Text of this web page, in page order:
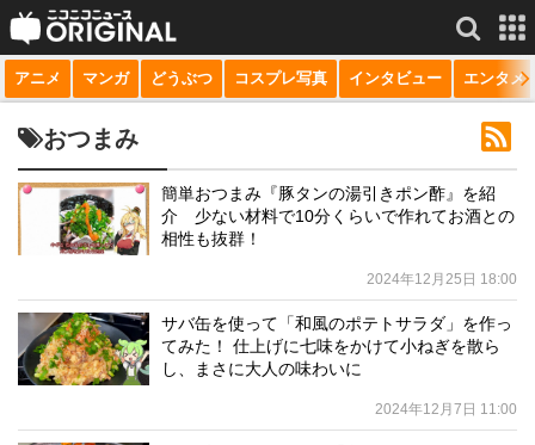
サービス一覧 もっと見る
動画
生放送
チャンネル
マンガ
アニメ マンガ どうぶつ コスプレ写真 インタビュー エンタメ
おつまみ
簡単おつまみ『豚タンの湯引きポン酢』を紹
介 少ない材料で10分くらいで作れてお酒との
相性も抜群！
2024年12月25日 18:00
サバ缶を使って「和風のポテトサラダ」を作っ
てみた！ 仕上げに七味をかけて小ねぎを散ら
し、まさに大人の味わいに
2024年12月7日 11:00